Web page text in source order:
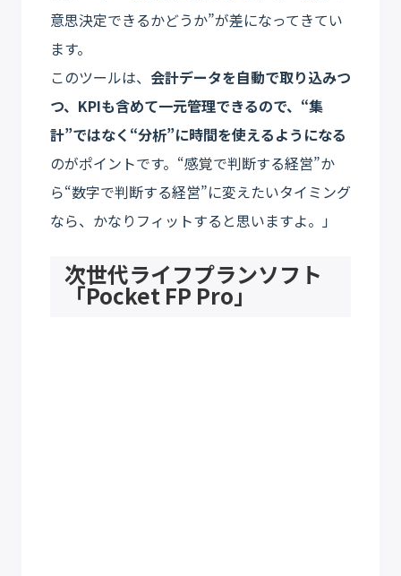
意思決定できるかどうか”が差になってきてい
ます。
このツールは、 会計データを自動で取り込みつ
つ、KPIも含めて一元管理できるので、“集
計”ではなく“分析”に時間を使えるようになる
のがポイントです。“感覚で判断する経営”か
ら“数字で判断する経営”に変えたいタイミング
なら、かなりフィットすると思いますよ。」
次世代ライフプランソフト
「Pocket FP Pro」